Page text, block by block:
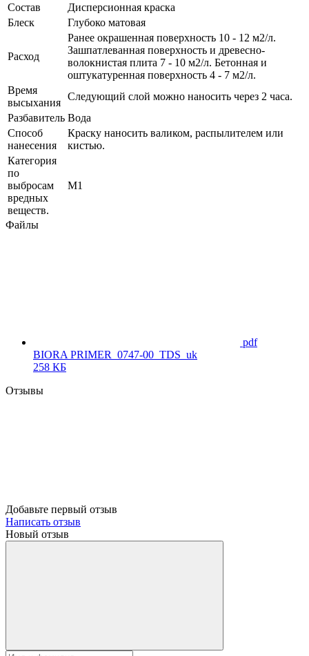
Состав
Дисперсионная краска
Блеск
Глубоко матовая
Расход
Ранее окрашенная поверхность 10 - 12 м2/л.
Зашпатлеванная поверхность и древесно-
волокнистая плита 7 - 10 м2/л. Бетонная и
оштукатуренная поверхность 4 - 7 м2/л.
Время
высыхания
Следующий слой можно наносить через 2 часа.
Разбавитель Вода
Способ
нанесения
Краску наносить валиком, распылителем или
кистью.
Категория
по
выбросам
вредных
веществ.
M1
Файлы
pdf
BIORA PRIMER_0747-00_TDS_uk
258 КБ
Отзывы
Добавьте первый отзыв
Написать отзыв
Новый отзыв